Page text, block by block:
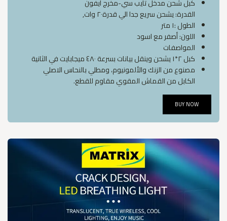
كبل شحن مدخل تايب سي-مخرج ايفون
القدرة: يشحن سريع جدا الي قدرة٢٠ وات,
الطول :١ متر
اللون: أصفر مع اسود
المواصفات
كبل ٢*١ يشحن وينقل بيانات بسرعة ٤٨٠ ميجابايت في الثانية
مصنوع من الزنك والألمونيوم، ومطلي بالنحاس الاصلي
الكابل من القماش المقوي مقاوم للقطع.
BUY NOW